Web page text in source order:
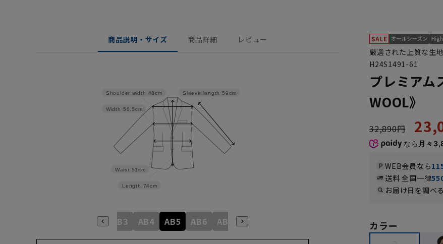
商品説明・サイズ 商品詳細 レビュー
Sleeve length 59cm
Length 74cm
Waist 51cm
Width 56.5cm
Shoulder width 48cm
A8 AB3 AB4 AB5 AB6 AB7 AB8 BE7
厳選された上質な生
H24S1491-61
プレミアム
WOOL》
32,890円
なら 月々
WEB会員なら
送料 全国一律
お届け日を調べ
カラー